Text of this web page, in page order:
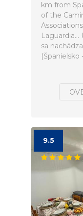
km from
of the
Laguardia...
sa
(Španielsko
9.5